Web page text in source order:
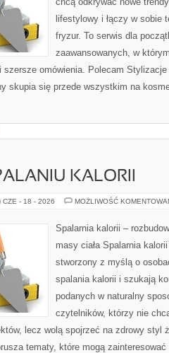
lifestylowy i łączy w
fryzur. To serwis dla
zaawansowanych, w
szersze omówienia. Polecam
skupia się przede wszystkim na
KALORII
CZE - 18 - 2026 MOŻLIWOŚĆ
Spalarnia kalorii –
masy ciała Spalarnia
stworzony z myślą o
spalania kalorii i szukają
podanych w naturalny
czytelników, którzy nie
lecz wolą spojrzeć na zdrowy styl
tematy, które mogą